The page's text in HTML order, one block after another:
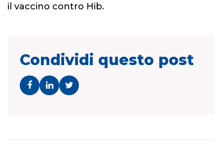
il vaccino contro Hib.
Condividi questo post